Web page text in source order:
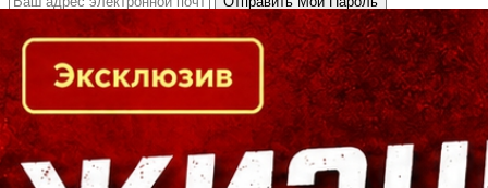
Кто есть кто в Байкальском регионе